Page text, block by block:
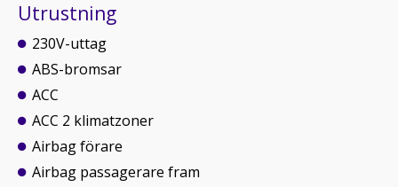
Utrustning
230V-uttag
ABS-bromsar
ACC
ACC 2 klimatzoner
Airbag förare
Airbag passagerare fram